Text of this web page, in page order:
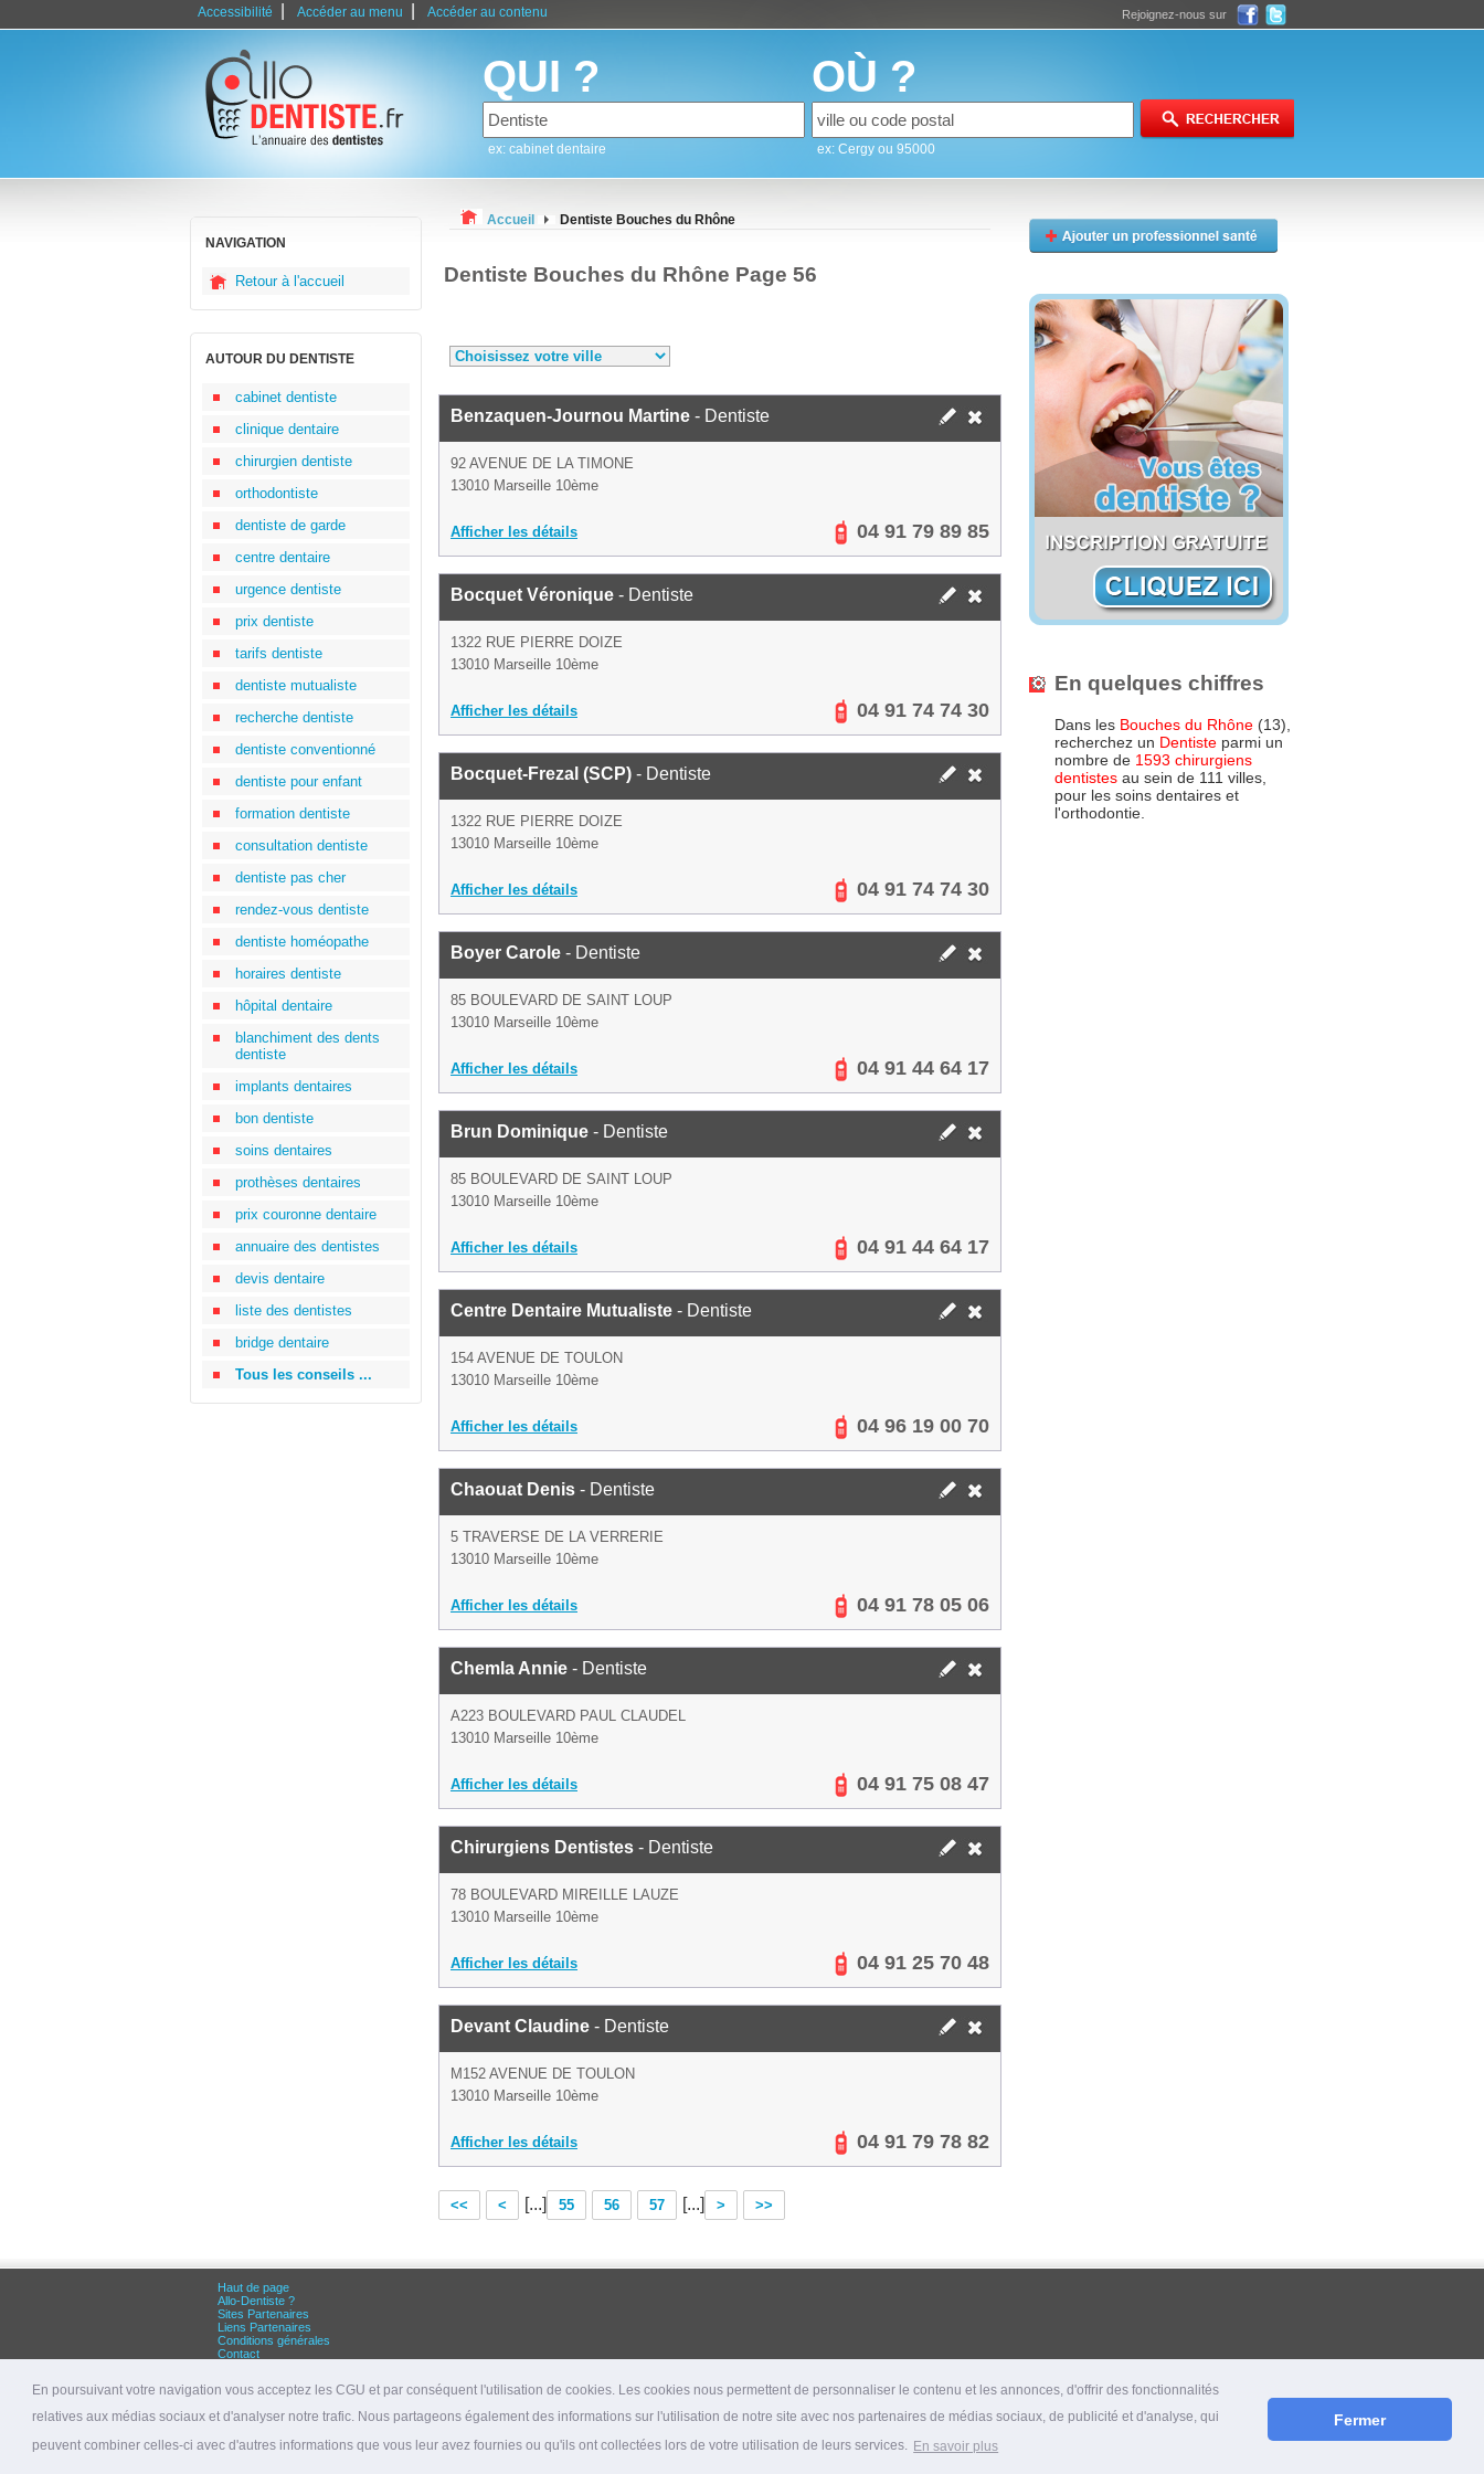
En poursuivant votre navigation vous acceptez les CGU et par conséquent l'utilisation de cookies. Les cookies nous permettent de personnaliser le contenu et les annonces, d'offrir des fonctionnalités
relatives aux médias sociaux et d'analyser notre trafic. Nous partageons également des informations sur l'utilisation de notre site avec nos partenaires de médias sociaux, de publicité et d'analyse, qui
peuvent combiner celles-ci avec d'autres informations que vous leur avez fournies ou qu'ils ont collectées lors de votre utilisation de leurs services. En savoir plus
Fermer
Accessibilité Accéder au menu Accéder au contenu Rejoignez-nous sur
QUI ?
ex: cabinet dentaire
OÙ ?
ex: Cergy ou 95000
NAVIGATION
Retour à l'accueil
AUTOUR DU DENTISTE
cabinet dentiste
clinique dentaire
chirurgien dentiste
orthodontiste
dentiste de garde
centre dentaire
urgence dentiste
prix dentiste
tarifs dentiste
dentiste mutualiste
recherche dentiste
dentiste conventionné
dentiste pour enfant
formation dentiste
consultation dentiste
dentiste pas cher
rendez-vous dentiste
dentiste homéopathe
horaires dentiste
hôpital dentaire
blanchiment des dents
dentiste
implants dentaires
bon dentiste
soins dentaires
prothèses dentaires
prix couronne dentaire
annuaire des dentistes
devis dentaire
liste des dentistes
bridge dentaire
Tous les conseils ...
Accueil Dentiste Bouches du Rhône
Dentiste Bouches du Rhône Page 56
Benzaquen-Journou Martine - Dentiste
92 AVENUE DE LA TIMONE
13010 Marseille 10ème
Afficher les détails 04 91 79 89 85
Bocquet Véronique - Dentiste
1322 RUE PIERRE DOIZE
13010 Marseille 10ème
Afficher les détails 04 91 74 74 30
Bocquet-Frezal (SCP) - Dentiste
1322 RUE PIERRE DOIZE
13010 Marseille 10ème
Afficher les détails 04 91 74 74 30
Boyer Carole - Dentiste
85 BOULEVARD DE SAINT LOUP
13010 Marseille 10ème
Afficher les détails 04 91 44 64 17
Brun Dominique - Dentiste
85 BOULEVARD DE SAINT LOUP
13010 Marseille 10ème
Afficher les détails 04 91 44 64 17
Centre Dentaire Mutualiste - Dentiste
154 AVENUE DE TOULON
13010 Marseille 10ème
Afficher les détails 04 96 19 00 70
Chaouat Denis - Dentiste
5 TRAVERSE DE LA VERRERIE
13010 Marseille 10ème
Afficher les détails 04 91 78 05 06
Chemla Annie - Dentiste
A223 BOULEVARD PAUL CLAUDEL
13010 Marseille 10ème
Afficher les détails 04 91 75 08 47
Chirurgiens Dentistes - Dentiste
78 BOULEVARD MIREILLE LAUZE
13010 Marseille 10ème
Afficher les détails 04 91 25 70 48
Devant Claudine - Dentiste
M152 AVENUE DE TOULON
13010 Marseille 10ème
Afficher les détails 04 91 79 78 82
<< < [...] 55 56 57 [...] > >>
En quelques chiffres
Dans les Bouches du Rhône (13),
recherchez un Dentiste parmi un
nombre de 1593 chirurgiens
dentistes au sein de 111 villes,
pour les soins dentaires et
l'orthodontie.
Haut de page
Allo-Dentiste ?
Sites Partenaires
Liens Partenaires
Conditions générales
Contact
Dentiste Lyon